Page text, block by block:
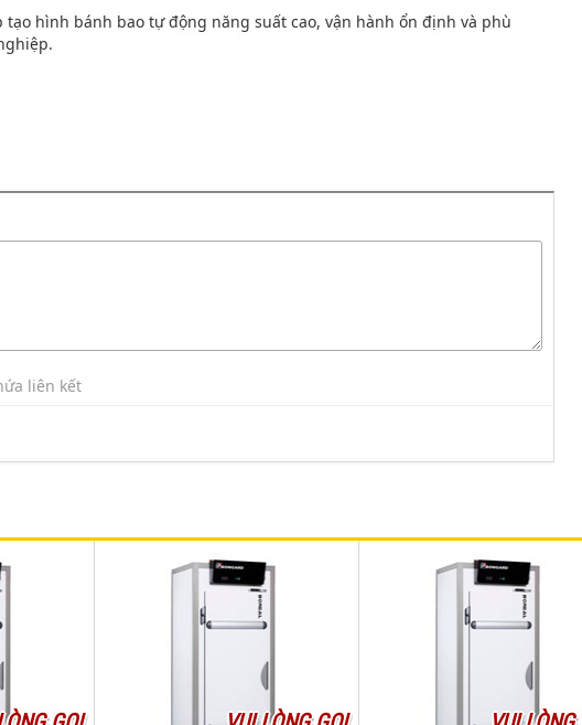
tạo hình bánh bao tự động năng suất cao, vận hành ổn định và phù
liên kết